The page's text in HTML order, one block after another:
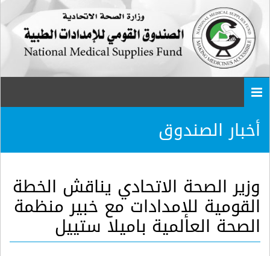
أخبار الصندوق
وزير الصحة الاتحادي يناقش الخطة
القومية للإمدادات مع خبير منظمة
الصحة العالمية باميلا ستييل